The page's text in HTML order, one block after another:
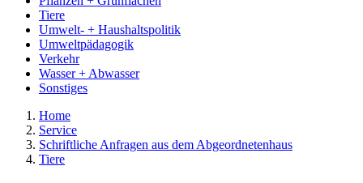
Tiere
Umwelt- + Haushaltspolitik
Umweltpädagogik
Verkehr
Wasser + Abwasser
Sonstiges
Home
Service
Schriftliche Anfragen aus dem Abgeordnetenhaus
Tiere